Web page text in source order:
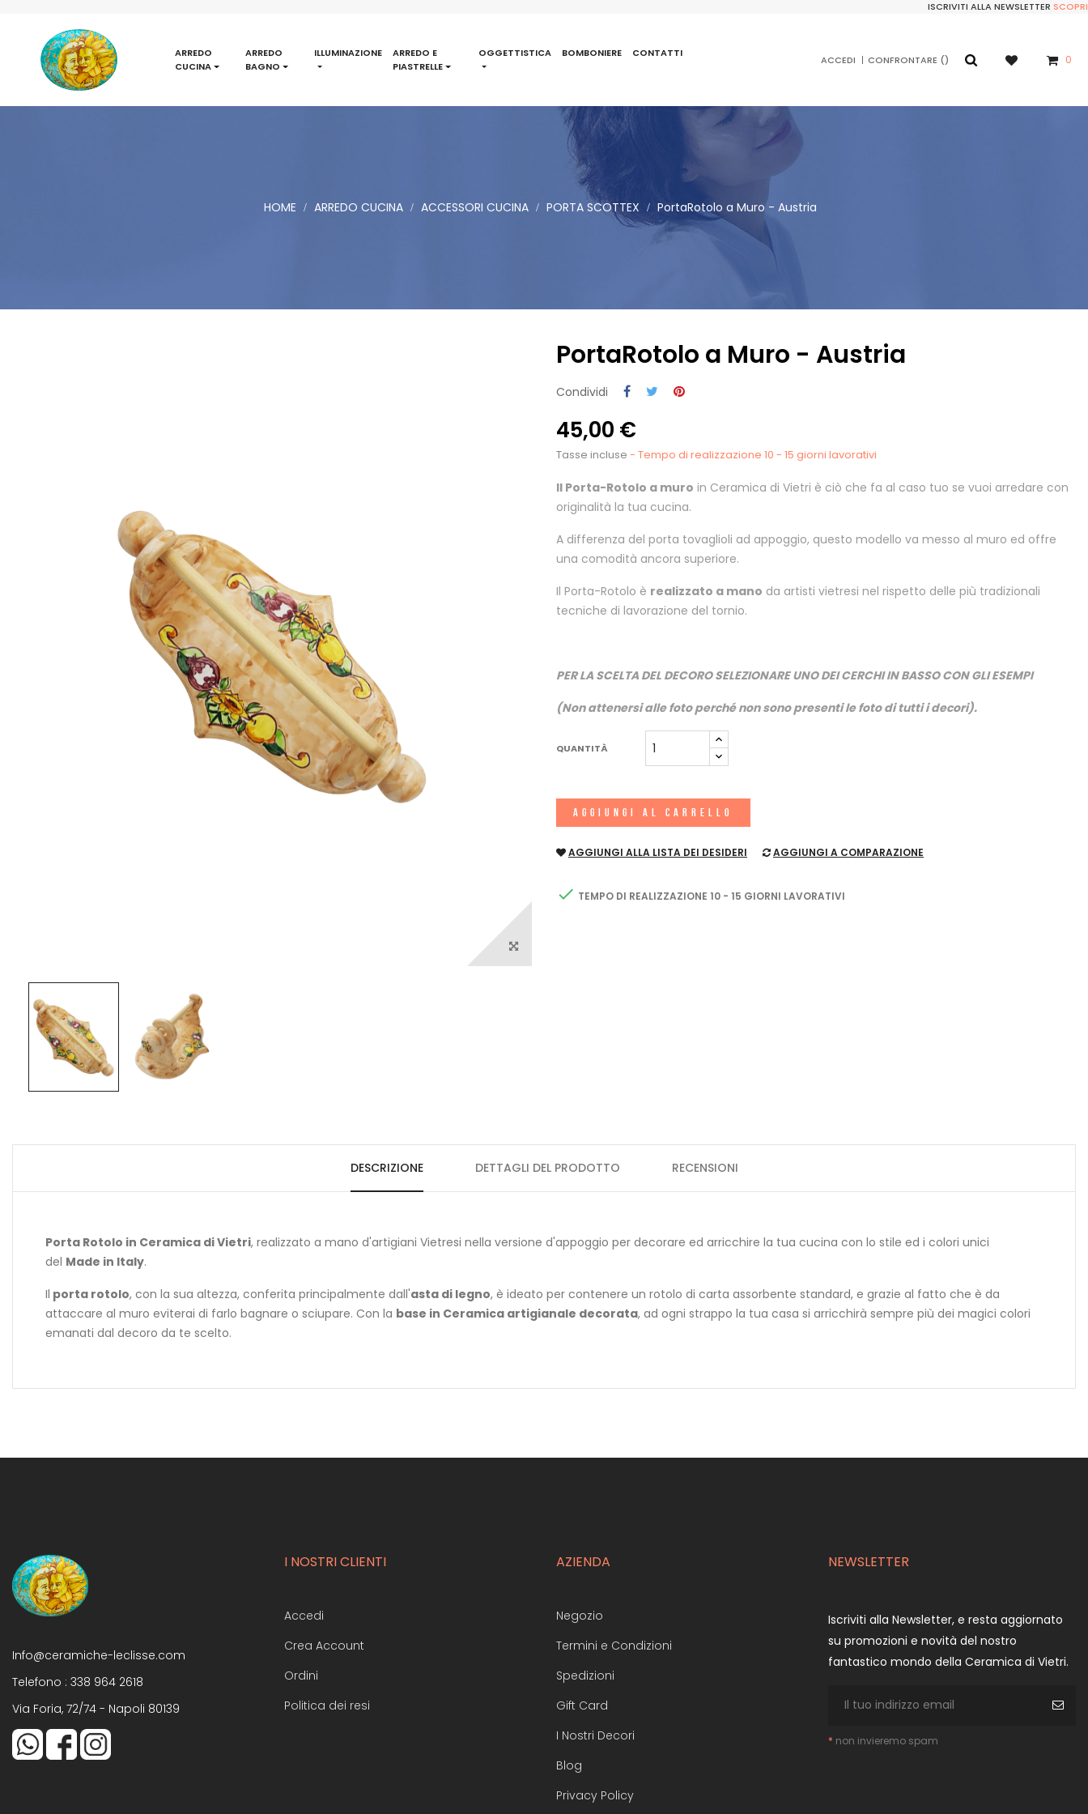
ISCRIVITI ALLA NEWSLETTER SCOPRI
ARREDO
CUCINA
ARREDO
BAGNO
ILLUMINAZIONE
ARREDO E
PIASTRELLE
OGGETTISTICA BOMBONIERE CONTATTI
ACCEDI CONFRONTARE 0
HOME ARREDO CUCINA ACCESSORI CUCINA PORTA SCOTTEX PortaRotolo a Muro - Austria
PortaRotolo a Muro - Austria
Condividi
45,00 €
Tasse incluse - Tempo di realizzazione 10 - 15 giorni lavorativi
Il Porta-Rotolo a muro in Ceramica di Vietri è ciò che fa al caso tuo se vuoi arredare con
originalità la tua cucina.
A differenza del porta tovaglioli ad appoggio, questo modello va messo al muro ed offre
una comodità ancora superiore.
Il Porta-Rotolo è realizzato a mano da artisti vietresi nel rispetto delle più tradizionali
tecniche di lavorazione del tornio.
PER LA SCELTA DEL DECORO SELEZIONARE UNO DEI CERCHI IN BASSO CON GLI ESEMPI
(Non attenersi alle foto perché non sono presenti le foto di tutti i decori).
QUANTITÀ
AGGIUNGI AL CARRELLO
AGGIUNGI ALLA LISTA DEI DESIDERI AGGIUNGI A COMPARAZIONE
 TEMPO DI REALIZZAZIONE 10 - 15 GIORNI LAVORATIVI
DESCRIZIONE DETTAGLI DEL PRODOTTO RECENSIONI
Porta Rotolo in Ceramica di Vietri, realizzato a mano d'artigiani Vietresi nella versione d'appoggio per decorare ed arricchire la tua cucina con lo stile ed i colori unici
del Made in Italy.
Il porta rotolo, con la sua altezza, conferita principalmente dall'asta di legno, è ideato per contenere un rotolo di carta assorbente standard, e grazie al fatto che è da
attaccare al muro eviterai di farlo bagnare o sciupare. Con la base in Ceramica artigianale decorata, ad ogni strappo la tua casa si arricchirà sempre più dei magici colori
emanati dal decoro da te scelto.
Info@ceramiche-leclisse.com
Telefono : 338 964 2618
Via Foria, 72/74 - Napoli 80139
I NOSTRI CLIENTI
Accedi
Crea Account
Ordini
Politica dei resi
AZIENDA
Negozio
Termini e Condizioni
Spedizioni
Gift Card
I Nostri Decori
Blog
Privacy Policy
NEWSLETTER
Iscriviti alla Newsletter, e resta aggiornato
su promozioni e novità del nostro
fantastico mondo della Ceramica di Vietri.
* non invieremo spam